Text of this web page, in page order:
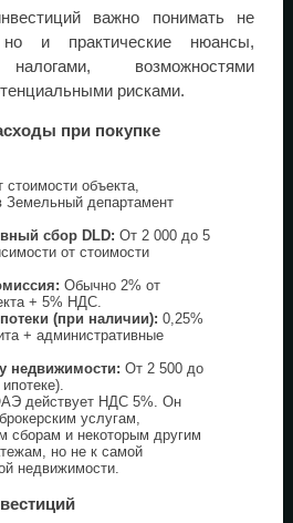
важно понимать не
но и практические нюансы,
возможностями
рисками.
при покупке
стоимости объекта,
Земельный департамент
сбор DLD: От 2 000 до 5
от стоимости
Обычно 2% от
+ 5% НДС.
(при наличии): 0,25%
+ административные
недвижимости: От 2 500 до
действует НДС 5%. Он
услугам,
сборам и некоторым другим
но не к самой
недвижимости.